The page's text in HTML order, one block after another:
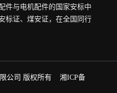
件与电机配件的国家安标中
标证、煤安证，在全国同行
公司 版权所有 湘ICP备